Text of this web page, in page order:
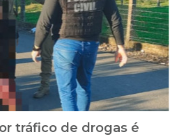
tráfico de drogas é